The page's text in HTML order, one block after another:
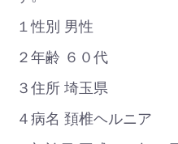
１性別 男性
２年齢 ６０代
３住所 埼玉県
４病名 頚椎ヘルニア